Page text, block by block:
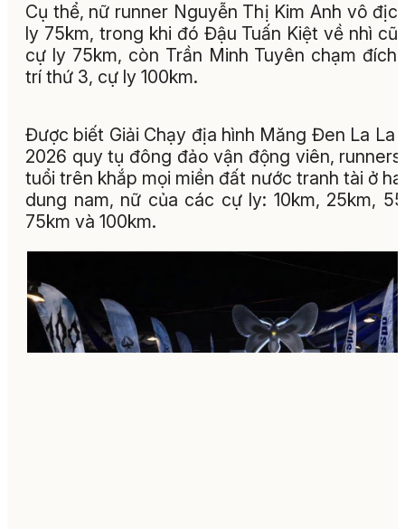
Cụ thể, nữ runner Nguyễn Thị Kim Anh vô
ly 75km, trong khi đó Đậu Tuấn Kiệt về nhì
cự ly 75km, còn Trần Minh Tuyên chạm đích
trí thứ 3, cự ly 100km.
Được biết Giải Chạy địa hình Măng Đen La La
2026 quy tụ đông đảo vận động viên,
tuổi trên khắp mọi miền đất nước tranh tài ở
dung nam, nữ của các cự ly: 10km, 25km,
75km và 100km.